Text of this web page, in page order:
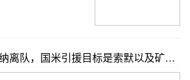
离队，国米引援目标是索默以及矿工